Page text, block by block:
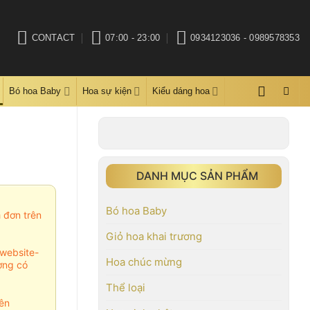
CONTACT 07:00 - 23:00 0934123036 - 0989578353
Bó hoa Baby Hoa sự kiện Kiểu dáng hoa
DANH MỤC SẢN PHẨM
Bó hoa Baby
Giỏ hoa khai trương
Hoa chúc mừng
Thể loại
đơn trên
có